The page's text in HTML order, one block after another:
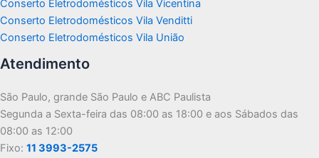
Conserto Eletrodomésticos Vila Vicentina
Conserto Eletrodomésticos Vila Venditti
Conserto Eletrodomésticos Vila União
Atendimento
São Paulo, grande São Paulo e ABC Paulista
Segunda a Sexta-feira das 08:00 as 18:00 e aos Sábados das
08:00 as 12:00
Fixo: 11 3993-2575